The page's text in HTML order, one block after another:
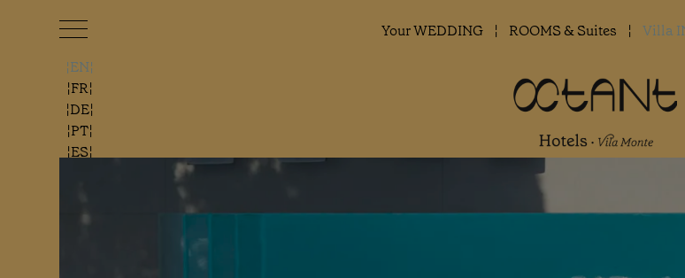
Your WEDDING ROOMS & Suites Villa
EN
FR
DE
PT
ES